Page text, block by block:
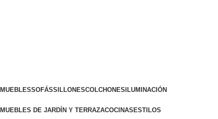
MUEBLESSOFÁSSILLONESCOLCHONESILUMINACIÓN
MUEBLES DE JARDÍN Y TERRAZACOCINASESTILOS